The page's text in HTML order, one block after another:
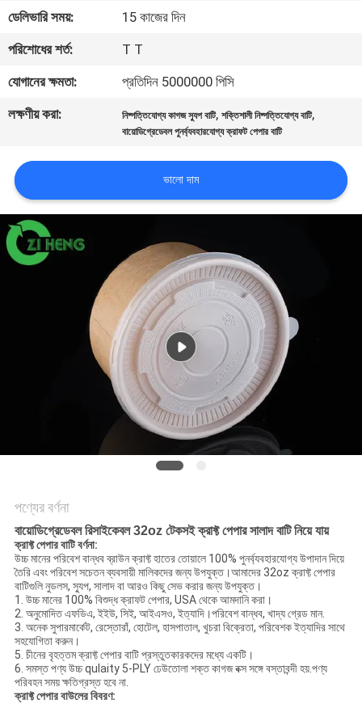
যোগাযোগ
করুন
খবর
জন্য
আবেদন
সাইট
ডেলিভারি সময়:
15 কাজের দিন
পরিশোধের শর্ত:
T T
যোগানের ক্ষমতা:
প্রতিদিন 5000000 পিসি
লক্ষণীয় করা:
নিষ্পত্তিযোগ্য কাগজ স্যুপ বাটি,শক্তিশালী নিষ্পত্তিযোগ্য বাটি,
বায়োডিগ্রেডেবল পুনর্ব্যবহারযোগ্য ক্রাফট পেপার বাটি
ভালো দাম
পণ্যের বর্ণনা
বায়োডিগ্রেডেবল রিসাইকেবল 32oz টেকসই ক্রাফ্ট পেপার সালাদ বাটি নিয়ে যায়
ক্রাফ্ট পেপার বাটি বর্ণনা:
উচ্চ মানের পরিবেশ বান্ধব ব্রাউন ক্রাফ্ট হাতের তোয়ালে 100% পুনর্ব্যবহারযোগ্য উপাদান দিয়ে
তৈরি এবং পরিবেশ সচেতন ব্যবসায়ী মালিকদের জন্য উপযুক্ত।আমাদের 32oz ক্রাফ্ট পেপার
বাটিগুলি নুডলস, স্যুপ, সালাদ বা আরও কিছু সেভ করার জন্য উপযুক্ত।
1. উচ্চ মানের 100% বিশুদ্ধ ক্রাফট পেপার, USA থেকে আমদানি করা।
2. অনুমোদিত এফডিএ, ইইউ, সিই, আইএসও, ইত্যাদি।পরিবেশ বান্ধব, খাদ্য গ্রেড মান.
3. অনেক সুপারমার্কেট, রেস্তোরাঁ, হোটেল, হাসপাতাল, খুচরা বিক্রেতা, পরিবেশক ইত্যাদির সাথে
সহযোগিতা করুন।
5. চীনের বৃহত্তম ক্রাফ্ট পেপার বাটি প্রস্তুতকারকদের মধ্যে একটি।
6. সমস্ত পণ্য উচ্চ qulaity 5-PLY ঢেউতোলা শক্ত কাগজ বক্স সঙ্গে বস্তাবন্দী হয়.পণ্য
পরিবহন সময় ক্ষতিগ্রস্ত হবে না.
ক্রাফ্ট পেপার বাউলের ​​বিবরণ: